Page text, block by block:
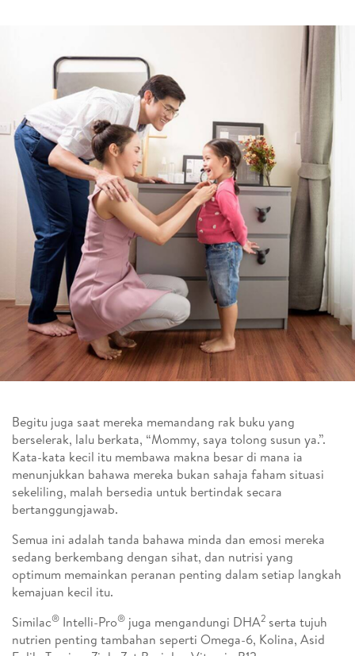
Begitu juga saat mereka memandang rak buku yang
berselerak, lalu berkata, “Mommy, saya tolong susun ya.”.
Kata-kata kecil itu membawa makna besar di mana ia
menunjukkan bahawa mereka bukan sahaja faham situasi
sekeliling, malah bersedia untuk bertindak secara
bertanggungjawab.
Semua ini adalah tanda bahawa minda dan emosi mereka
sedang berkembang dengan sihat, dan nutrisi yang
optimum memainkan peranan penting dalam setiap langkah
kemajuan kecil itu.
Similac® Intelli-Pro® juga mengandungi DHA2 serta tujuh
nutrien penting tambahan seperti Omega-6, Kolina, Asid